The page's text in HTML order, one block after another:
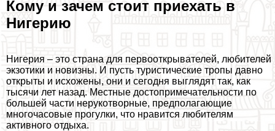
Кому и зачем стоит приехать в
Нигерию
Нигерия – это страна для первооткрывателей, любителей
экзотики и новизны. И пусть туристические тропы давно
открыты и исхожены, они и сегодня выглядят так, как
тысячи лет назад. Местные достопримечательности по
большей части нерукотворные, предполагающие
многочасовые прогулки, что нравится любителям
активного отдыха.